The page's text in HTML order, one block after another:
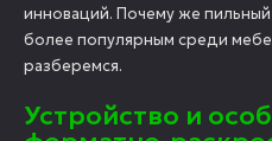
инноваций. Почему же
более популярным среди
разберемся.
Устройство и